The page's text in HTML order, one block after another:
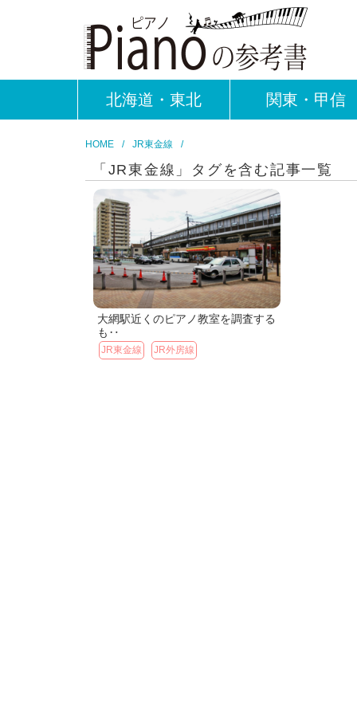
北海道・東北 関東・甲信
HOME JR東金線
「JR東金線」タグを含む記事一覧
大網駅近くのピアノ教室を調査する
も‥
JR東金線 JR外房線